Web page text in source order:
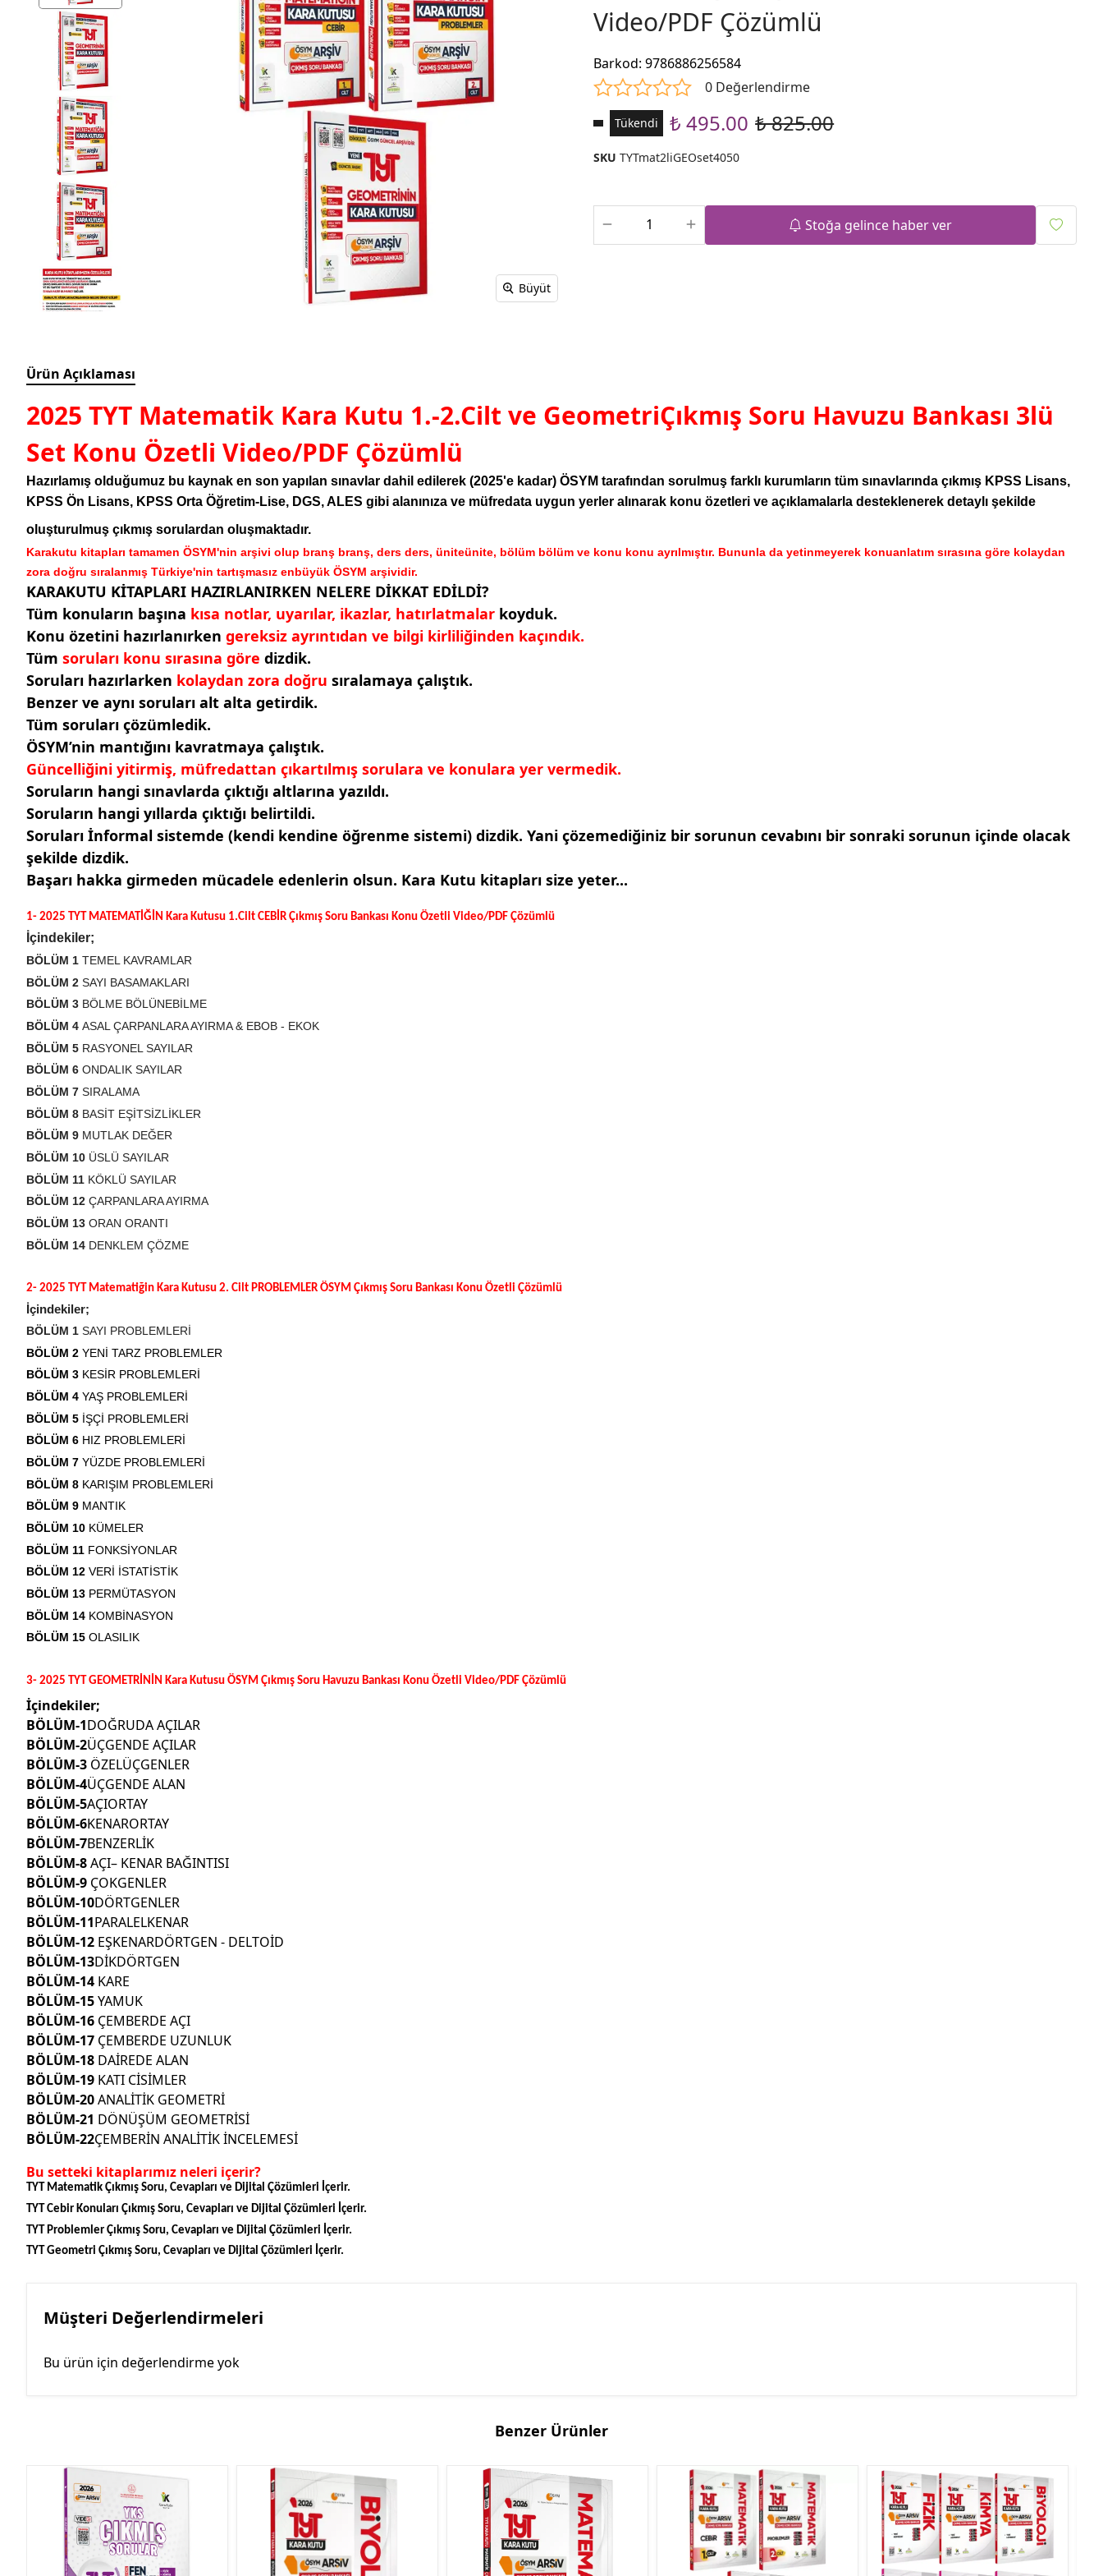
Büyüt
Video/PDF Çözümlü
Barkod:9786886256584
0 Değerlendirme
Tükendi ₺ 495.00 ₺ 825.00
SKU TYTmat2liGEOset4050
Stoğa gelince haber ver
Ürün Açıklaması
2025 TYT Matematik Kara Kutu 1.-2.Cilt ve GeometriÇıkmış Soru Havuzu Bankası 3lü
Set Konu Özetli Video/PDF Çözümlü
Hazırlamış olduğumuz bu kaynak en son yapılan sınavlar dahil edilerek (2025'e kadar) ÖSYM tarafından sorulmuş farklı kurumların tüm sınavlarında çıkmış KPSS Lisans,
KPSS Ön Lisans, KPSS Orta Öğretim-Lise, DGS, ALES gibi alanınıza ve müfredata uygun yerler alınarak konu özetleri ve açıklamalarla desteklenerek detaylı şekilde
oluşturulmuş çıkmış sorulardan oluşmaktadır.
Karakutu kitapları tamamen ÖSYM'nin arşivi olup branş branş, ders ders, üniteünite, bölüm bölüm ve konu konu ayrılmıştır. Bununla da yetinmeyerek konuanlatım sırasına göre kolaydan
zora doğru sıralanmış Türkiye'nin tartışmasız enbüyük ÖSYM arşividir.
KARAKUTU KİTAPLARI HAZIRLANIRKEN NELERE DİKKAT EDİLDİ?
Tüm konuların başına kısa notlar, uyarılar, ikazlar, hatırlatmalar koyduk.
Konu özetini hazırlanırken gereksiz ayrıntıdan ve bilgi kirliliğinden kaçındık.
Tüm soruları konu sırasına göre dizdik.
Soruları hazırlarken kolaydan zora doğru sıralamaya çalıştık.
Benzer ve aynı soruları alt alta getirdik.
Tüm soruları çözümledik.
ÖSYM’nin mantığını kavratmaya çalıştık.
Güncelliğini yitirmiş, müfredattan çıkartılmış sorulara ve konulara yer vermedik.
Soruların hangi sınavlarda çıktığı altlarına yazıldı.
Soruların hangi yıllarda çıktığı belirtildi.
Soruları İnformal sistemde (kendi kendine öğrenme sistemi) dizdik. Yani çözemediğiniz bir sorunun cevabını bir sonraki sorunun içinde olacak
şekilde dizdik.
Başarı hakka girmeden mücadele edenlerin olsun. Kara Kutu kitapları size yeter...
1- 2025 TYT MATEMATİĞİN Kara Kutusu 1.Cilt CEBİR Çıkmış Soru Bankası Konu Özetli Video/PDF Çözümlü
İçindekiler;
BÖLÜM 1 TEMEL KAVRAMLAR
BÖLÜM 2 SAYI BASAMAKLARI
BÖLÜM 3 BÖLME BÖLÜNEBİLME
BÖLÜM 4 ASAL ÇARPANLARA AYIRMA & EBOB - EKOK
BÖLÜM 5 RASYONEL SAYILAR
BÖLÜM 6 ONDALIK SAYILAR
BÖLÜM 7 SIRALAMA
BÖLÜM 8 BASİT EŞİTSİZLİKLER
BÖLÜM 9 MUTLAK DEĞER
BÖLÜM 10 ÜSLÜ SAYILAR
BÖLÜM 11 KÖKLÜ SAYILAR
BÖLÜM 12 ÇARPANLARA AYIRMA
BÖLÜM 13 ORAN ORANTI
BÖLÜM 14 DENKLEM ÇÖZME
2- 2025 TYT Matematiğin Kara Kutusu 2. Cilt PROBLEMLER ÖSYM Çıkmış Soru Bankası Konu Özetli Çözümlü
İçindekiler;
BÖLÜM 1 SAYI PROBLEMLERİ
BÖLÜM 2 YENİ TARZ PROBLEMLER
BÖLÜM 3 KESİR PROBLEMLERİ
BÖLÜM 4 YAŞ PROBLEMLERİ
BÖLÜM 5 İŞÇİ PROBLEMLERİ
BÖLÜM 6 HIZ PROBLEMLERİ
BÖLÜM 7 YÜZDE PROBLEMLERİ
BÖLÜM 8 KARIŞIM PROBLEMLERİ
BÖLÜM 9 MANTIK
BÖLÜM 10 KÜMELER
BÖLÜM 11 FONKSİYONLAR
BÖLÜM 12 VERİ İSTATİSTİK
BÖLÜM 13 PERMÜTASYON
BÖLÜM 14 KOMBİNASYON
BÖLÜM 15 OLASILIK
3- 2025 TYT GEOMETRİNİN Kara Kutusu ÖSYM Çıkmış Soru Havuzu Bankası Konu Özetli Video/PDF Çözümlü
İçindekiler;
BÖLÜM-1DOĞRUDA AÇILAR
BÖLÜM-2ÜÇGENDE AÇILAR
BÖLÜM-3 ÖZELÜÇGENLER
BÖLÜM-4ÜÇGENDE ALAN
BÖLÜM-5AÇIORTAY
BÖLÜM-6KENARORTAY
BÖLÜM-7BENZERLİK
BÖLÜM-8AÇI– KENAR BAĞINTISI
BÖLÜM-9 ÇOKGENLER
BÖLÜM-10DÖRTGENLER
BÖLÜM-11PARALELKENAR
BÖLÜM-12 EŞKENARDÖRTGEN - DELTOİD
BÖLÜM-13DİKDÖRTGEN
BÖLÜM-14 KARE
BÖLÜM-15YAMUK
BÖLÜM-16 ÇEMBERDE AÇI
BÖLÜM-17 ÇEMBERDE UZUNLUK
BÖLÜM-18 DAİREDE ALAN
BÖLÜM-19 KATI CİSİMLER
BÖLÜM-20ANALİTİK GEOMETRİ
BÖLÜM-21 DÖNÜŞÜM GEOMETRİSİ
BÖLÜM-22ÇEMBERİN ANALİTİK İNCELEMESİ
Bu setteki kitaplarımız neleri içerir?
TYT Matematik Çıkmış Soru, Cevapları ve Dijital Çözümleri İçerir.
TYT Cebir Konuları Çıkmış Soru, Cevapları ve Dijital Çözümleri İçerir.
TYT Problemler Çıkmış Soru, Cevapları ve Dijital Çözümleri İçerir.
TYT Geometri Çıkmış Soru, Cevapları ve Dijital Çözümleri İçerir.
Müşteri Değerlendirmeleri
Bu ürün için değerlendirme yok
Benzer Ürünler